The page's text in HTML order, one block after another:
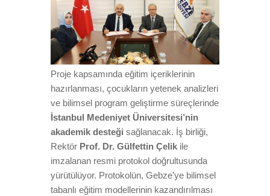
Proje kapsamında eğitim içeriklerinin
hazırlanması, çocukların yetenek analizleri
ve bilimsel program geliştirme süreçlerinde
İstanbul Medeniyet Üniversitesi’nin
akademik desteği sağlanacak. İş birliği,
Rektör Prof. Dr. Gülfettin Çelik ile
imzalanan resmi protokol doğrultusunda
yürütülüyor. Protokolün, Gebze’ye bilimsel
tabanlı eğitim modellerinin kazandırılması